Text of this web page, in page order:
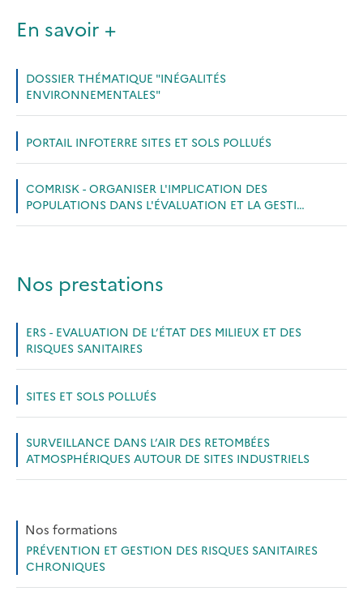
En savoir +
DOSSIER THÉMATIQUE "INÉGALITÉS
ENVIRONNEMENTALES"
PORTAIL INFOTERRE SITES ET SOLS POLLUÉS
COMRISK - ORGANISER L'IMPLICATION DES
POPULATIONS DANS L'ÉVALUATION ET LA GESTI…
Nos prestations
ERS - EVALUATION DE L’ÉTAT DES MILIEUX ET DES
RISQUES SANITAIRES
SITES ET SOLS POLLUÉS
SURVEILLANCE DANS L’AIR DES RETOMBÉES
ATMOSPHÉRIQUES AUTOUR DE SITES INDUSTRIELS
Nos formations
PRÉVENTION ET GESTION DES RISQUES SANITAIRES
CHRONIQUES